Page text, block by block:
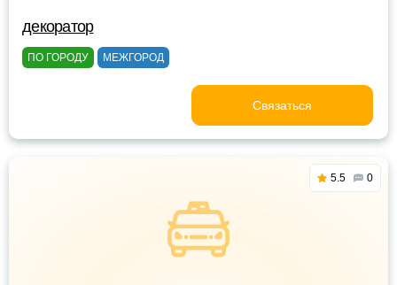
декоратор
ПО ГОРОДУ МЕЖГОРОД
Связаться
5.5 0